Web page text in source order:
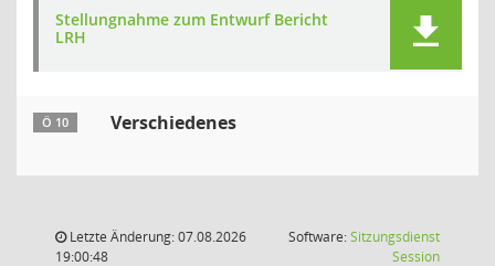
Stellungnahme zum Entwurf Bericht
LRH
Ö 10 Verschiedenes
Letzte Änderung: 07.08.2026
19:00:48
Software:Sitzungsdienst
Session(Wird in